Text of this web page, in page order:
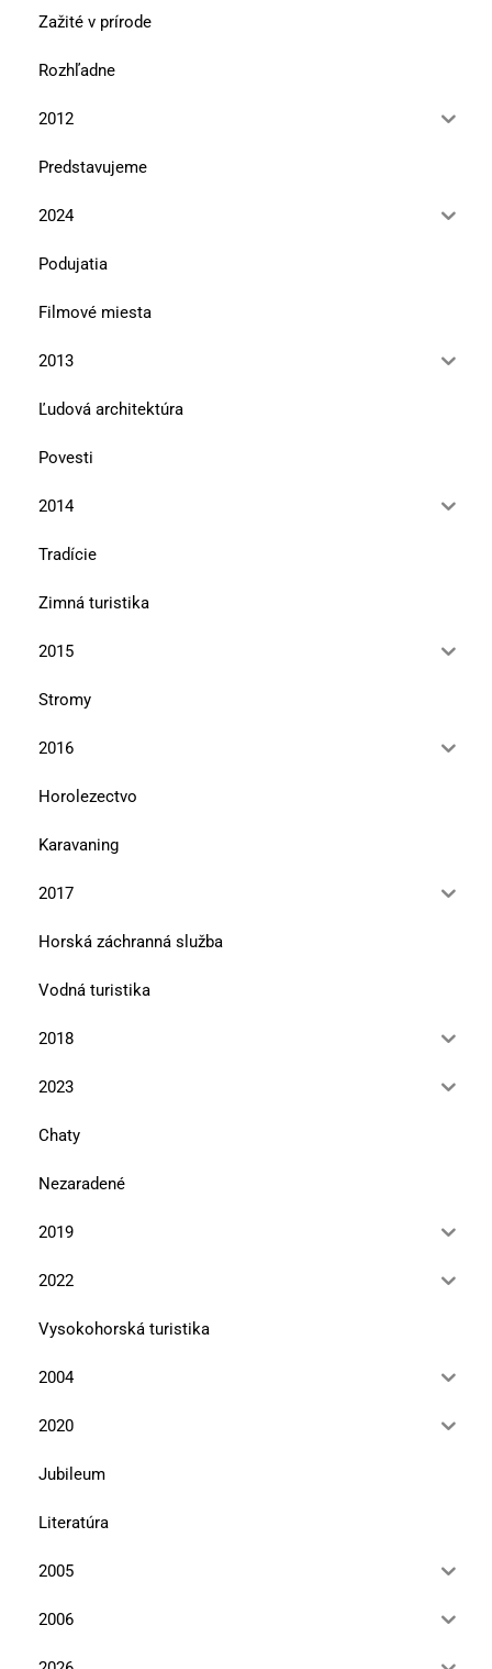
Zažité v prírode
Rozhľadne
2012
Predstavujeme
2024
Podujatia
Filmové miesta
2013
Ľudová architektúra
Povesti
2014
Tradície
Zimná turistika
2015
Stromy
2016
Horolezectvo
Karavaning
2017
Horská záchranná služba
Vodná turistika
2018
2023
Chaty
Nezaradené
2019
2022
Vysokohorská turistika
2004
2020
Jubileum
Literatúra
2005
2006